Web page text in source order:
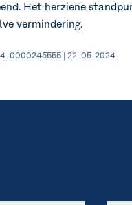
Het herziene
vermindering.
0000245555 | 22-05-2024